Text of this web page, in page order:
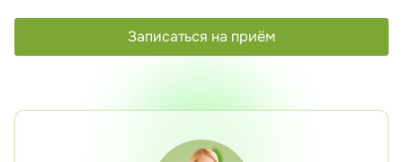
Записаться на приём